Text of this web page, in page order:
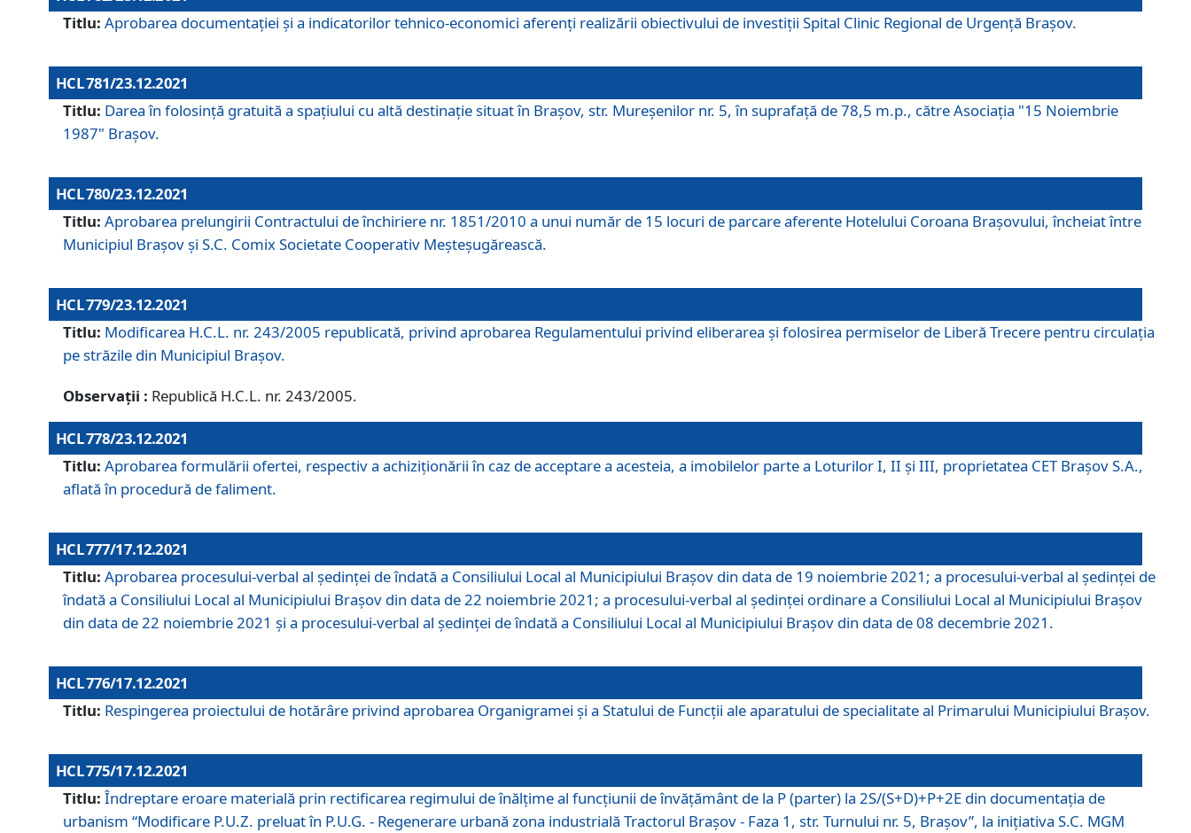
Titlu: Aprobarea documentației și a indicatorilor tehnico-economici aferenți realizării obiectivului de investiții Spital Clinic Regional de Urgență Brașov.
HCL 781/23.12.2021
Titlu: Darea în folosinţă gratuită a spaţiului cu altă destinaţie situat în Braşov, str. Mureşenilor nr. 5, în suprafaţă de 78,5 m.p., către Asociaţia "15 Noiembrie
1987" Braşov.
HCL 780/23.12.2021
Titlu: Aprobarea prelungirii Contractului de închiriere nr. 1851/2010 a unui număr de 15 locuri de parcare aferente Hotelului Coroana Brașovului, încheiat între
Municipiul Braşov şi S.C. Comix Societate Cooperativ Meșteșugărească.
HCL 779/23.12.2021
Titlu: Modificarea H.C.L. nr. 243/2005 republicată, privind aprobarea Regulamentului privind eliberarea şi folosirea permiselor de Liberă Trecere pentru circulația
pe străzile din Municipiul Braşov.
Observații : Republică H.C.L. nr. 243/2005.
HCL 778/23.12.2021
Titlu: Aprobarea formulării ofertei, respectiv a achiziționării în caz de acceptare a acesteia, a imobilelor parte a Loturilor I, II și III, proprietatea CET Brașov S.A.,
aflată în procedură de faliment.
HCL 777/17.12.2021
Titlu: Aprobarea procesului-verbal al şedinţei de îndată a Consiliului Local al Municipiului Braşov din data de 19 noiembrie 2021; a procesului-verbal al şedinţei de
îndată a Consiliului Local al Municipiului Braşov din data de 22 noiembrie 2021; a procesului-verbal al şedinţei ordinare a Consiliului Local al Municipiului Braşov
din data de 22 noiembrie 2021 și a procesului-verbal al şedinţei de îndată a Consiliului Local al Municipiului Braşov din data de 08 decembrie 2021.
HCL 776/17.12.2021
Titlu: Respingerea proiectului de hotărâre privind aprobarea Organigramei şi a Statului de Funcţii ale aparatului de specialitate al Primarului Municipiului Braşov.
HCL 775/17.12.2021
Titlu: Îndreptare eroare materială prin rectificarea regimului de înălţime al funcţiunii de învăţământ de la P (parter) la 2S/(S+D)+P+2E din documentaţia de
urbanism “Modificare P.U.Z. preluat în P.U.G. - Regenerare urbană zona industrială Tractorul Braşov - Faza 1, str. Turnului nr. 5, Braşov”, la iniţiativa S.C. MGM